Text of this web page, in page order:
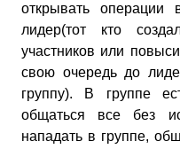
открывать операции
лидер(тот кто
участников или
свою очередь до
группу). В группе
общаться все без
нападать в группе,